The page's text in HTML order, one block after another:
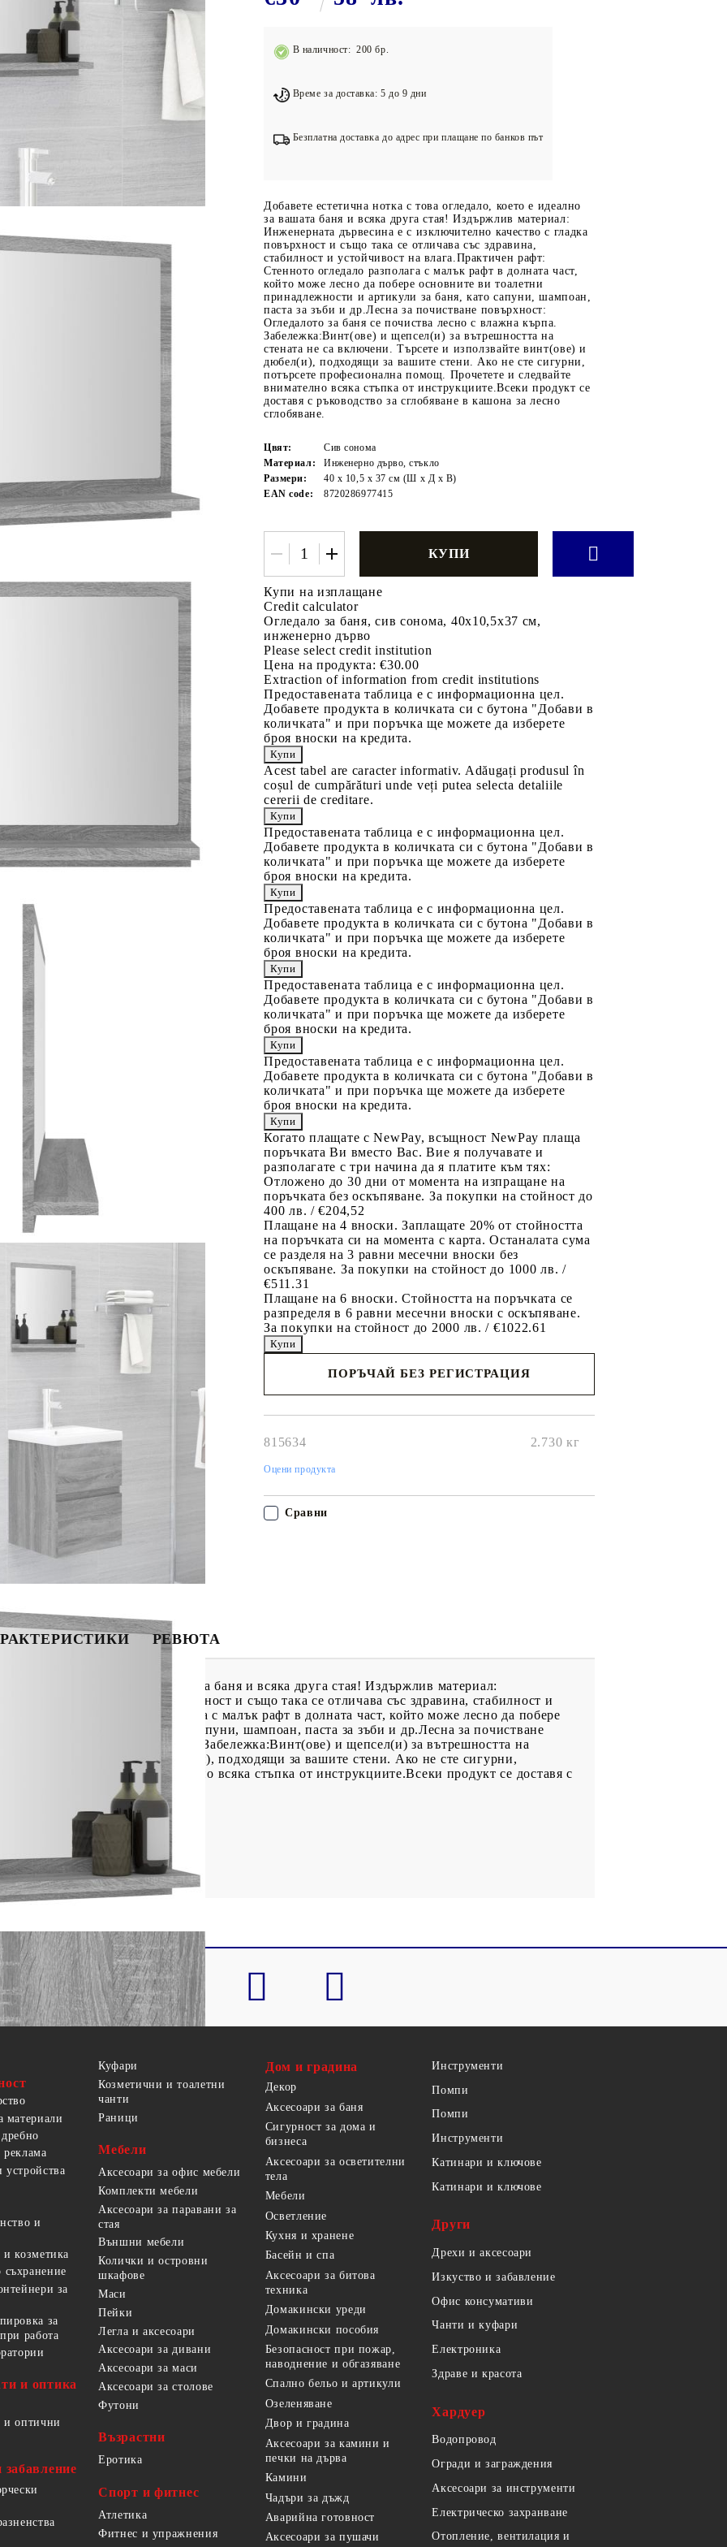
Подложки за фитнес уреди
Лостове за набиране
Силови кули
Йога и пилатес
Tweet
В наличност: 200 бр.
Време за доставка: 5 до 9 дни
Безплатна доставка до адрес при плащане по банков път
Добавете естетична нотка с това огледало, което е идеално
за вашата баня и всяка друга стая! Издържлив материал:
Инженерната дървесина е с изключително качество с гладка
повърхност и също така се отличава със здравина,
стабилност и устойчивост на влага.Практичен рафт:
Стенното огледало разполага с малък рафт в долната част,
който може лесно да побере основните ви тоалетни
принадлежности и артикули за баня, като сапуни, шампоан,
паста за зъби и др.Лесна за почистване повърхност:
Огледалото за баня се почиства лесно с влажна кърпа.
Забележка:Винт(ове) и щепсел(и) за вътрешността на
стената не са включени. Търсете и използвайте винт(ове) и
дюбел(и), подходящи за вашите стени. Ако не сте сигурни,
потърсете професионална помощ. Прочетете и следвайте
внимателно всяка стъпка от инструкциите.Всеки продукт се
доставя с ръководство за сглобяване в кашона за лесно
сглобяване.
Цвят:
Сив сонома
Материал:
Инженерно дърво, стъкло
Размери:
40 x 10,5 x 37 см (Ш x Д x В)
EAN code:
8720286977415
Купи на изплащане
Credit calculator
Огледало за баня, сив сонома, 40x10,5x37 см,
инженерно дърво
Please select credit institution
Цена на продукта: €30.00
Extraction of information from credit institutions
Предоставената таблица е с информационна цел.
Добавете продукта в количката си с бутона "Добави в
количката" и при поръчка ще можете да изберете
броя вноски на кредита.
Acest tabel are caracter informativ. Adăugați produsul în
coșul de cumpărături unde veți putea selecta detaliile
cererii de creditare.
Предоставената таблица е с информационна цел.
Добавете продукта в количката си с бутона "Добави в
количката" и при поръчка ще можете да изберете
броя вноски на кредита.
Предоставената таблица е с информационна цел.
Добавете продукта в количката си с бутона "Добави в
количката" и при поръчка ще можете да изберете
броя вноски на кредита.
Предоставената таблица е с информационна цел.
Добавете продукта в количката си с бутона "Добави в
количката" и при поръчка ще можете да изберете
броя вноски на кредита.
Предоставената таблица е с информационна цел.
Добавете продукта в количката си с бутона "Добави в
количката" и при поръчка ще можете да изберете
броя вноски на кредита.
Когато плащате с NewPay, всъщност NewPay плаща
поръчката Ви вместо Вас. Вие я получавате и
разполагате с три начина да я платите към тях:
Отложено до 30 дни от момента на изпращане на
поръчката без оскъпяване. За покупки на стойност до
400 лв. / €204,52
Плащане на 4 вноски. Заплащате 20% от стойността
на поръчката си на момента с карта. Останалата сума
се разделя на 3 равни месечни вноски без
оскъпяване. За покупки на стойност до 1000 лв. /
€511.31
Плащане на 6 вноски. Стойността на поръчката се
разпределя в 6 равни месечни вноски с оскъпяване.
За покупки на стойност до 2000 лв. / €1022.61
ПОРЪЧАЙ БЕЗ РЕГИСТРАЦИЯ
815634 2.730 кг
Оцени продукта
Сравни
РЕВЮТА
което е идеално за вашата баня и всяка друга стая! Издържлив материал:
качество с гладка повърхност и също така се отличава със здравина, стабилност и
Стенното огледало разполага с малък рафт в долната част, който може лесно да побере
и артикули за баня, като сапуни, шампоан, паста за зъби и др.Лесна за почистване
почиства лесно с влажна кърпа. Забележка:Винт(ове) и щепсел(и) за вътрешността на
винт(ове) и дюбел(и), подходящи за вашите стени. Ако не сте сигурни,
и следвайте внимателно всяка стъпка от инструкциите.Всеки продукт се доставя с
за лесно сглобяване.
x Д x В)
материали
и
козметика
за
за
работа
и оптика
и оптични
забавление
Куфари
Козметични и тоалетни
чанти
Раници
Мебели
Аксесоари за офис мебели
Комплекти мебели
Аксесоари за паравани за
стая
Външни мебели
Колички и островни
шкафове
Маси
Пейки
Легла и аксесоари
Аксесоари за дивани
Аксесоари за маси
Аксесоари за столове
Футони
Възрастни
Еротика
Спорт и фитнес
Атлетика
Фитнес и упражнения
Дом и градина
Декор
Аксесоари за баня
Сигурност за дома и
бизнеса
Аксесоари за осветителни
тела
Мебели
Осветление
Кухня и хранене
Басейн и спа
Аксесоари за битова
техника
Домакински уреди
Домакински пособия
Безопасност при пожар,
наводнение и обгазяване
Спално бельо и артикули
Озеленяване
Двор и градина
Аксесоари за камини и
печки на дърва
Камини
Чадъри за дъжд
Аварийна готовност
Аксесоари за пушачи
Инструменти
Помпи
Помпи
Инструменти
Катинари и ключове
Катинари и ключове
Други
Дрехи и аксесоари
Изкуство и забавление
Офис консумативи
Чанти и куфари
Електроника
Здраве и красота
Хардуер
Водопровод
Огради и заграждения
Аксесоари за инструменти
Електрическо захранване
Отопление, вентилация и